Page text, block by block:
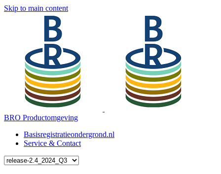
Skip to main content
BRO Productomgeving
Basisregistratieondergrond.nl
Service & Contact